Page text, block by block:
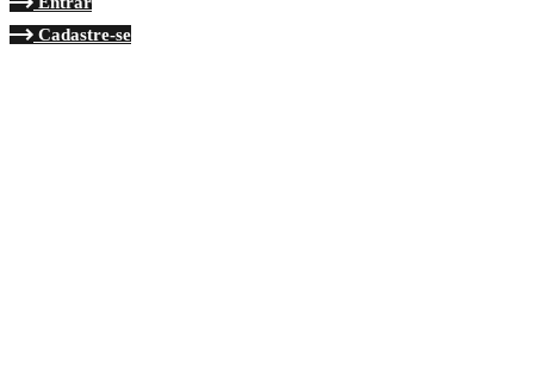
Cadastre-se